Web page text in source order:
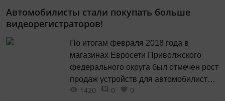
пройдет в новом кинозале, откроет
кинофорум и новые имена. " Также
победителя и рождение нового
кинофестиваля "Казань в детских
шортах". В...
Автомобилисты стали покупать больше
видеорегистраторов!
По итогам февраля 2018 года в
магазинах Евросети Приволжского
федерального округа был отмечен рост
продаж устройств для автомобилистов.
Рост вызван увеличением спроса на
1420 0
0